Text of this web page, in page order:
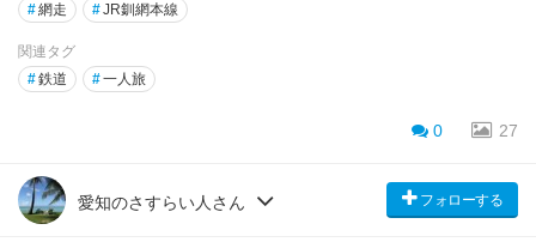
#網走 #JR釧網本線
関連タグ
#鉄道 #一人旅
0 27
愛知のさすらい人さん フォローする